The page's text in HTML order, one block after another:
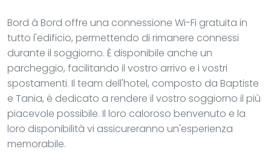
Bord à Bord offre una connessione Wi-Fi gratuita in
tutto l'edificio, permettendo di rimanere connessi
durante il soggiorno. È disponibile anche un
parcheggio, facilitando il vostro arrivo e i vostri
spostamenti. Il team dell'hotel, composto da Baptiste
e Tania, è dedicato a rendere il vostro soggiorno il più
piacevole possibile. Il loro caloroso benvenuto e la
loro disponibilità vi assicureranno un'esperienza
memorabile.